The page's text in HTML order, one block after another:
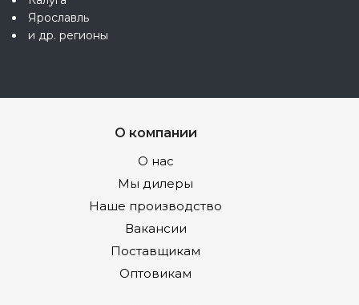
Ярославль
и др. регионы
О компании
О нас
Мы дилеры
Наше производство
Вакансии
Поставщикам
Оптовикам